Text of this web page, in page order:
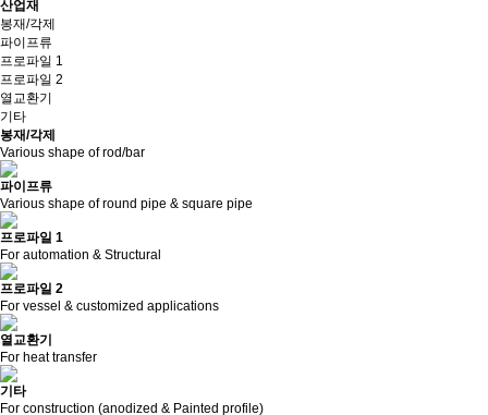
산업재
봉재/각제
파이프류
프로파일 1
프로파일 2
열교환기
기타
봉재/각제
Various shape of rod/bar
파이프류
Various shape of round pipe & square pipe
프로파일 1
For automation & Structural
프로파일 2
For vessel & customized applications
열교환기
For heat transfer
기타
For construction (anodized & Painted profile)